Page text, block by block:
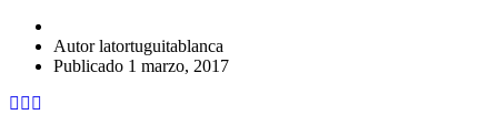
Autor latortuguitablanca
Publicado 1 marzo, 2017